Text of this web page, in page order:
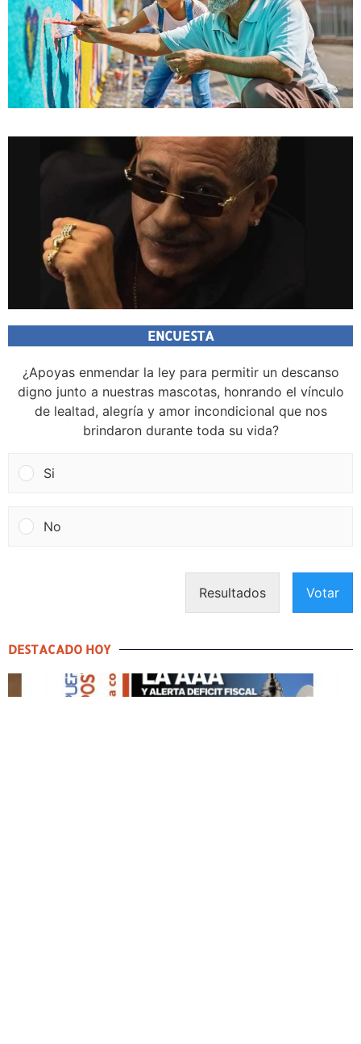
ENCUESTA
¿Apoyas enmendar la ley para permitir un descanso
digno junto a nuestras mascotas, honrando el vínculo
de lealtad, alegría y amor incondicional que nos
brindaron durante toda su vida?
Si
No
Resultados Votar
DESTACADO HOY